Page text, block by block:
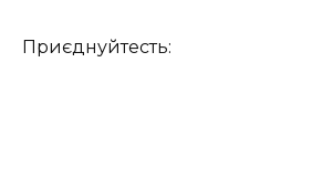
Приєднуйтесть: